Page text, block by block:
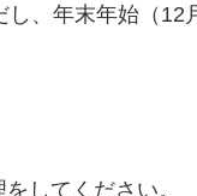
、年末年始（
してください。